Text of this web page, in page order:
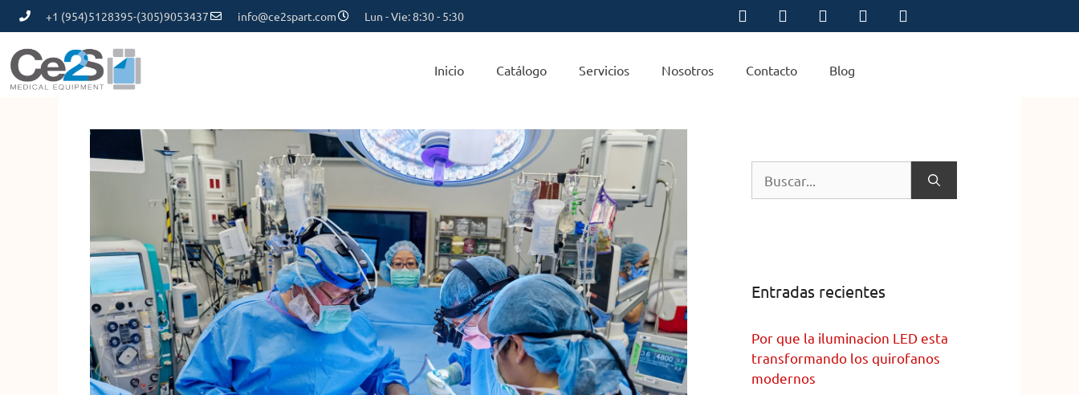
+1 (954)5128395-(305)9053437 info@ce2spart.com Lun - Vie: 8:30 - 5:30
Inicio Catálogo Servicios Nosotros Contacto Blog
Entradas recientes
Por que la iluminacion LED esta
transformando los quirofanos
modernos